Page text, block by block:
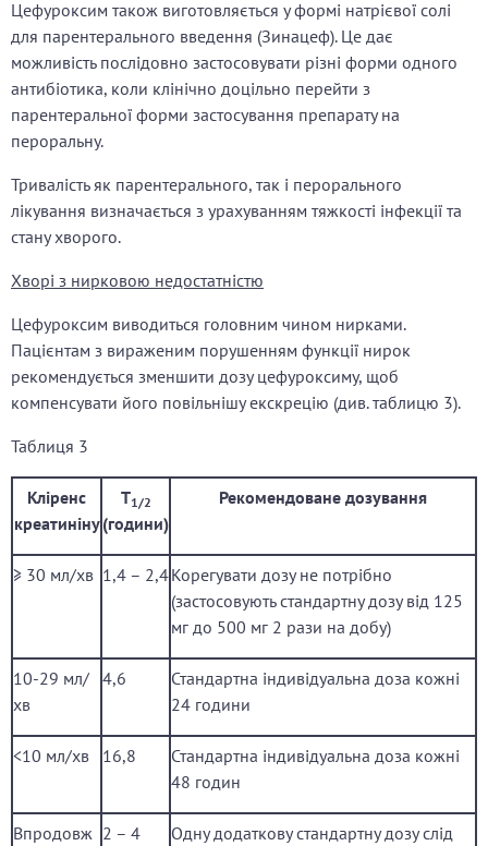
Цефуроксим також виготовляється у формі натрієвої солі
для парентерального введення (Зинацеф). Це дає
можливість послідовно застосовувати різні форми одного
антибіотика, коли клінічно доцільно перейти з
парентеральної форми застосування препарату на
пероральну.
Тривалість як парентерального, так і перорального
лікування визначається з урахуванням тяжкості інфекції та
стану хворого.
Хворі з нирковою недостатністю
Цефуроксим виводиться головним чином нирками.
Пацієнтам з вираженим порушенням функції нирок
рекомендується зменшити дозу цефуроксиму, щоб
компенсувати його повільнішу екскрецію (див. таблицю 3).
Таблиця 3
Кліренс
креатиніну
T1/2
(години)
Рекомендоване дозування
≥ 30 мл/хв 1,4 – 2,4Корегувати дозу не потрібно
(застосовують стандартну дозу від 125
мг до 500 мг 2 рази на добу)
10-29 мл/
хв
4,6
Стандартна індивідуальна доза кожні
24 години
<10 мл/хв 16,8
Стандартна індивідуальна доза кожні
48 годин
Впродовж 2 – 4
Одну додаткову стандартну дозу слід